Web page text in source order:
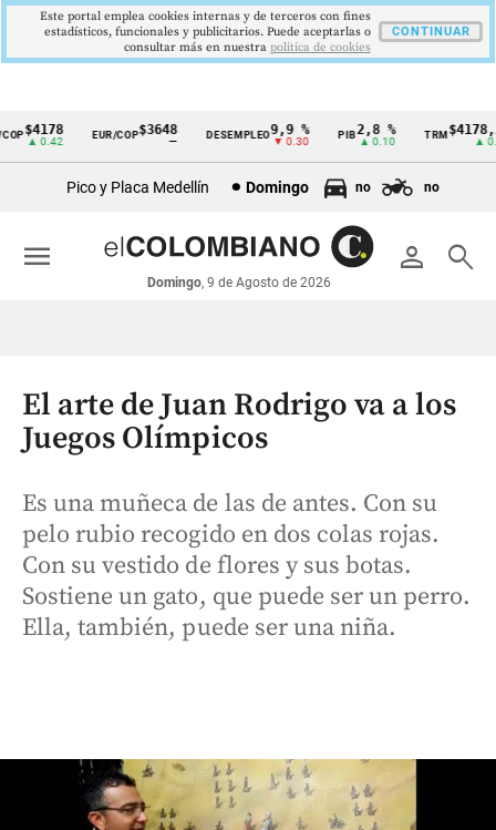
Cintillo
económicos
Colombia
$4178
▲ 0.42
EUR/COP$3648 DESEMPLEO9,9 %
▼ 0.30
2,8 %
▲ 0.10
TRM$4178,23
▲ 0.42
Pico y Placa Medellín Domingo no no
person search
Domingo, 9 de Agosto de 2026
menu
El arte de Juan Rodrigo va a los
Juegos Olímpicos
Es una muñeca de las de antes. Con su
pelo rubio recogido en dos colas rojas.
Con su vestido de flores y sus botas.
Sostiene un gato, que puede ser un perro.
Ella, también, puede ser una niña.
Este portal emplea cookies internas y de terceros con fines
estadísticos, funcionales y publicitarios. Puede aceptarlas o
consultar más en nuestra politica de cookies
CONTINUAR